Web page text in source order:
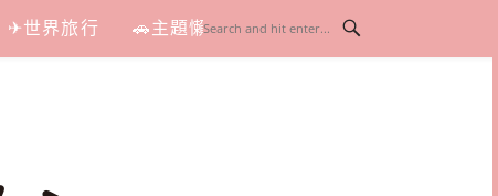
✈世界旅行 🚗主題懶人包